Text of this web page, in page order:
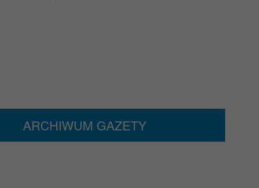
ARCHIWUM GAZETY